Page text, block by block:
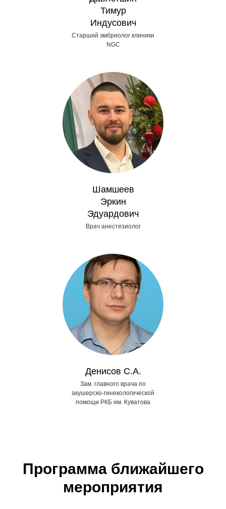
Тимур
Индусович
Старший эмбриолог клиники
NGC
Шамшеев
Эркин
Эдуардович
Врач анестезиолог
Денисов С.А.
Зам. главного врача по
акушерско-гинекологической
помощи РКБ им. Куватова
Программа ближайшего
мероприятия